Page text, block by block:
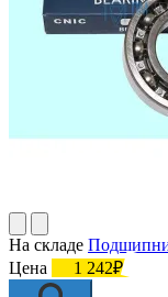
На складе
Цена
1 242₽